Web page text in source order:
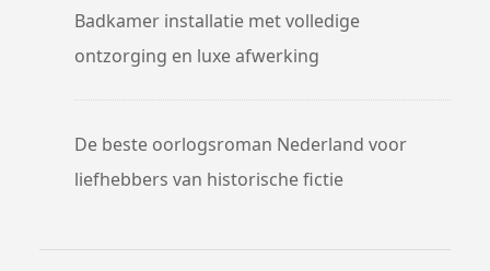
Badkamer installatie met volledige
ontzorging en luxe afwerking
De beste oorlogsroman Nederland voor
liefhebbers van historische fictie